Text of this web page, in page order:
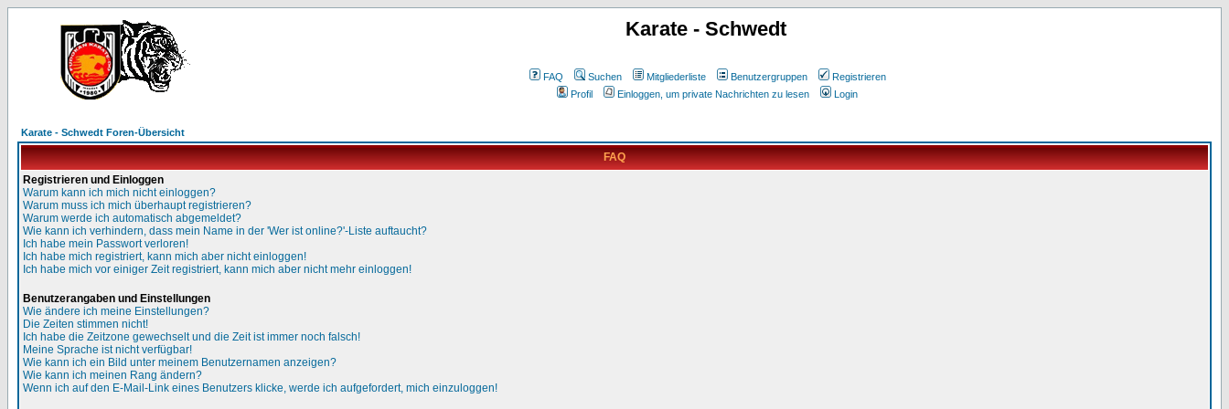
Karate - Schwedt
FAQ Suchen Mitgliederliste Benutzergruppen
Registrieren
Profil
Einloggen, um private Nachrichten zu lesen Login
Karate - Schwedt Foren-Übersicht
FAQ
Registrieren und Einloggen
Warum kann ich mich nicht einloggen?
Warum muss ich mich überhaupt registrieren?
Warum werde ich automatisch abgemeldet?
Wie kann ich verhindern, dass mein Name in der 'Wer ist online?'-Liste auftaucht?
Ich habe mein Passwort verloren!
Ich habe mich registriert, kann mich aber nicht einloggen!
Ich habe mich vor einiger Zeit registriert, kann mich aber nicht mehr einloggen!
Benutzerangaben und Einstellungen
Wie ändere ich meine Einstellungen?
Die Zeiten stimmen nicht!
Ich habe die Zeitzone gewechselt und die Zeit ist immer noch falsch!
Meine Sprache ist nicht verfügbar!
Wie kann ich ein Bild unter meinem Benutzernamen anzeigen?
Wie kann ich meinen Rang ändern?
Wenn ich auf den E-Mail-Link eines Benutzers klicke, werde ich aufgefordert, mich einzuloggen!